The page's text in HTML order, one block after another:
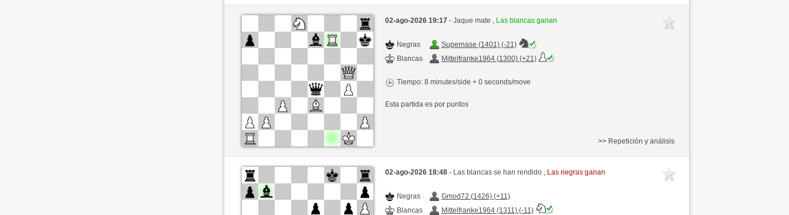
02-ago-2026 19:17 - Jaque mate , Las blancas ganan
Negras
Supernase (1401) (-21)
Blancas
Mittelfranke1964 (1300) (+21)
Tiempo: 8 minutes/side + 0 seconds/move
Esta partida es por puntos
>> Repetición y análisis
02-ago-2026 18:48 - Las blancas se han rendido , Las negras ganan
Negras
Gmod72 (1426) (+11)
Blancas
Mittelfranke1964 (1311) (-11)